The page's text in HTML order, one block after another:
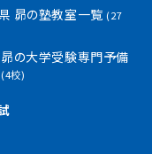
昴の塾教室一覧(27
の大学受験専門予備
(4校)